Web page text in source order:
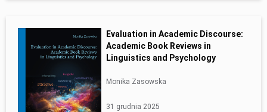
Evaluation in Academic Discourse:
Academic Book Reviews in
Linguistics and Psychology
Monika Zasowska
31 grudnia 2025